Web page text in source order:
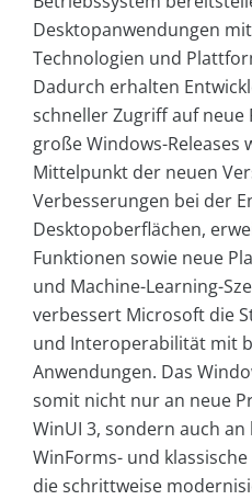
Desktopanwendungen
Technologien und
Dadurch erhalten
schneller Zugriff auf neue
große Windows-Releases
Mittelpunkt der neuen
Verbesserungen bei der
Desktopoberflächen,
Funktionen sowie neue
und Machine-Learning-
verbessert Microsoft die
und Interoperabilität mit
Anwendungen. Das
somit nicht nur an neue
WinUI 3, sondern auch an
WinForms- und
die schrittweise